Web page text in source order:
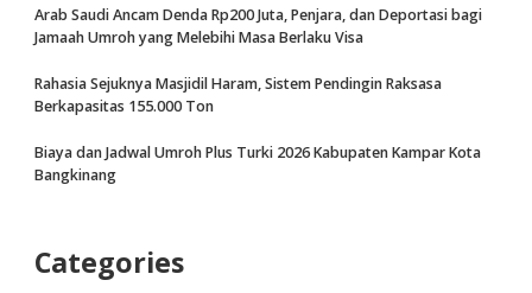
Arab Saudi Ancam Denda Rp200 Juta, Penjara, dan Deportasi bagi
Jamaah Umroh yang Melebihi Masa Berlaku Visa
Rahasia Sejuknya Masjidil Haram, Sistem Pendingin Raksasa
Berkapasitas 155.000 Ton
Biaya dan Jadwal Umroh Plus Turki 2026 Kabupaten Kampar Kota
Bangkinang
Categories